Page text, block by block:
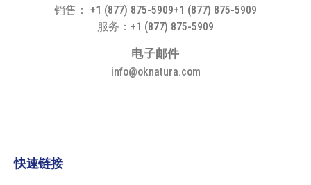
销售： +1 (877) 875-5909+1 (877) 875-5909
服务：+1 (877) 875-5909
电子邮件
info@oknatura.com
快速链接